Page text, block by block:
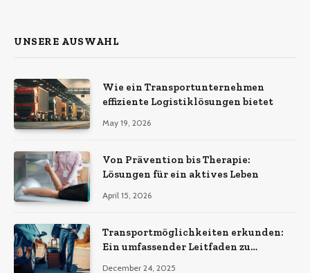
UNSERE AUSWAHL
Wie ein Transportunternehmen
effiziente Logistiklösungen bietet
May 19, 2026
Von Prävention bis Therapie:
Lösungen für ein aktives Leben
April 15, 2026
Transportmöglichkeiten erkunden:
Ein umfassender Leitfaden zu
December 24, 2025